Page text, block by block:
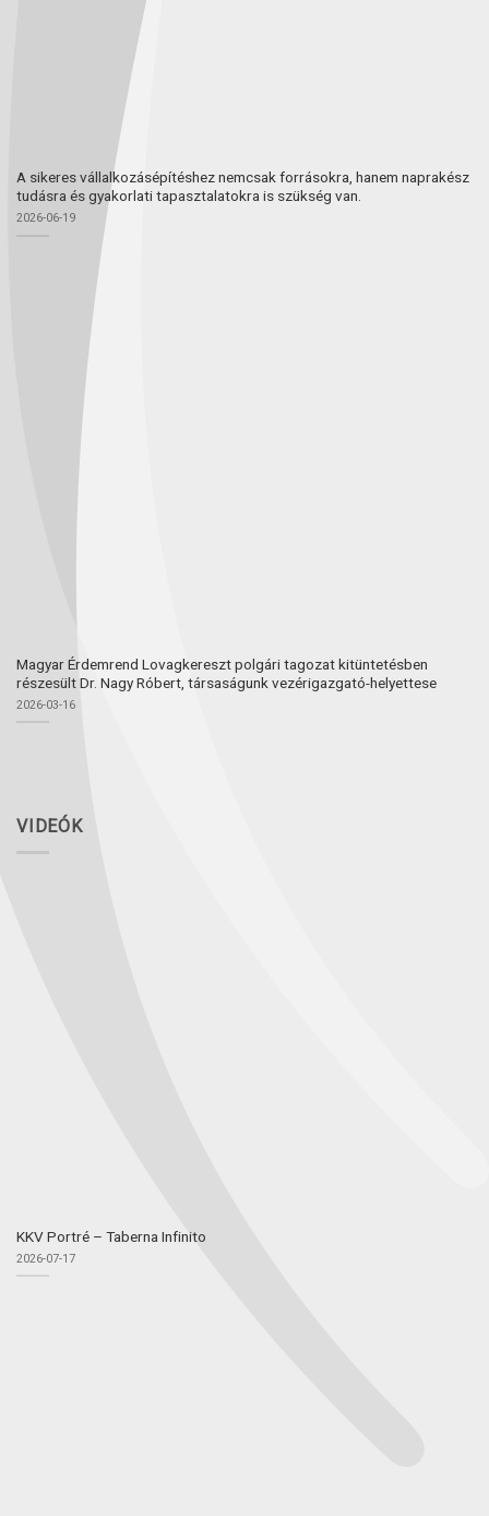
A sikeres vállalkozásépítéshez nemcsak forrásokra, hanem naprakész
tudásra és gyakorlati tapasztalatokra is szükség van.
2026-06-19
Magyar Érdemrend Lovagkereszt polgári tagozat kitüntetésben
részesült Dr. Nagy Róbert, társaságunk vezérigazgató-helyettese
2026-03-16
VIDEÓK
KKV Portré – Taberna Infinito
2026-07-17